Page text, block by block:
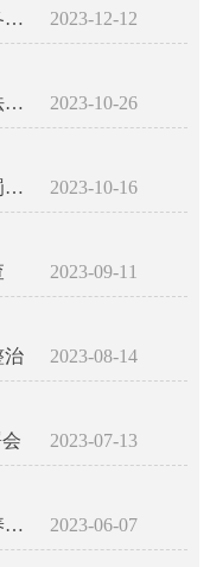
城固县联合开展城区校外培训机构冬防检查 2023-12-12
市教育局组织召开全市校外培训执法工作培训会 2023-10-26
汉台区组织召开《校外培训行政处罚暂行办法》政策宣讲会 2023-10-16
2023-09-11
治 2023-08-14
2023-07-13
洋县学校后勤管理办公室对学生营养改善计划食材供应企业进行检查考评 2023-06-07